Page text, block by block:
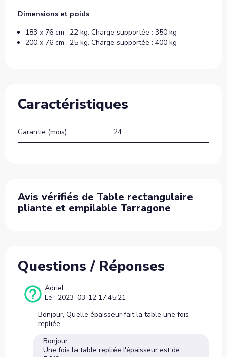
Dimensions et poids
183 x 76 cm : 22 kg. Charge supportée : 350 kg
200 x 76 cm : 25 kg. Charge supportée : 400 kg
Caractéristiques
Garantie (mois) 24
Avis vérifiés de Table rectangulaire
pliante et empilable Tarragone
Questions / Réponses
Adriel
Le : 2023-03-12 17:45:21
Bonjour, Quelle épaisseur fait la table une fois
repliée.
Bonjour
Une fois la table repliée l'épaisseur est de